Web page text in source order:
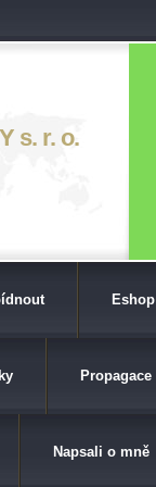
s. r. o.
Eshop
Propagace
Napsali o mně